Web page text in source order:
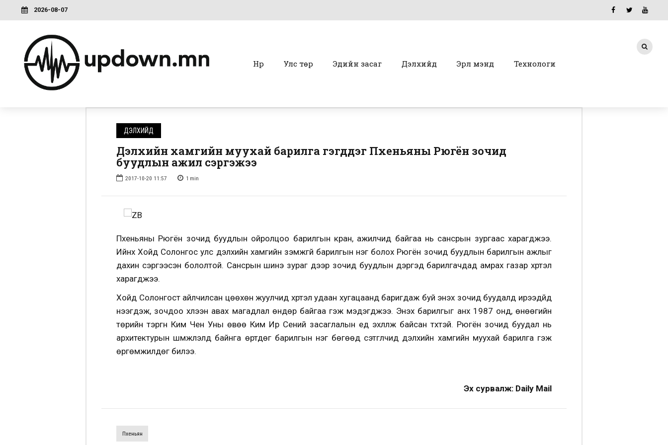
2026-08-07
Нүүр Улс төр Эдийн засаг Дэлхийд Эрүүл мэнд Технологи
ДЭЛХИЙД
Дэлхийн хамгийн муухай барилга гэгддэг Пхеньяны Рюгён зочид
буудлын ажил сэргэжээ
2017-10-20 11:57 1 min
Пхеньяны Рюгён зочид буудлын ойролцоо барилгын кран, ажилчид байгаа нь сансрын зургаас харагджээ.
Ийнхүү Хойд Солонгос улс дэлхийн хамгийн үзэмжгүй барилгын нэг болох Рюгён зочид буудлын барилгын ажлыг
дахин сэргээсэн бололтой. Сансрын шинэ зураг дээр зочид буудлын дэргэд барилгачдад амрах газар хүртэл
харагджээ.
Хойд Солонгост айлчилсан цөөхөн жуулчид хүртэл удаан хугацаанд баригдаж буй энэхүү зочид буудалд ирээдүйд
нээгдэж, зочдоо хүлээн авах магадлал өндөр байгаа гэж мэдэгджээ. Энэхүү барилгыг анх 1987 онд, өнөөгийн
төрийн тэргүүн Ким Чен Уны өвөө Ким Ир Сений засаглалын үед эхлүүлж байсан түүхтэй. Рюгён зочид буудал нь
архитектурын шүүмжлэлд байнга өртдөг барилгын нэг бөгөөд сэтгүүлчид дэлхийн хамгийн муухай барилга гэж
өргөмжилдөг билээ.
Эх сурвалж: Daily Mail
Пхеньян